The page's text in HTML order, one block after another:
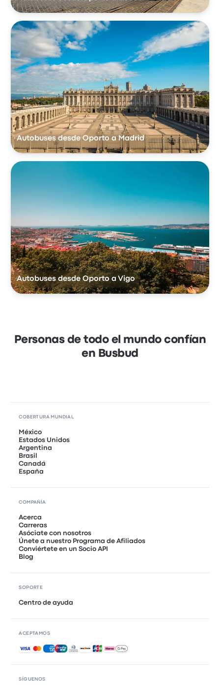
Autobuses desde Oporto a Madrid
Autobuses desde Oporto a Vigo
Personas de todo el mundo confían
en Busbud
SÍGUENOS
COBERTURA MUNDIAL
México
Estados Unidos
Argentina
Brasil
Canadá
España
COMPAÑÍA
Acerca
Carreras
Asóciate con nosotros
Únete a nuestro Programa de Afiliados
Conviértete en un Socio API
Blog
SOPORTE
Centro de ayuda
ACEPTAMOS
Pagos aceptados